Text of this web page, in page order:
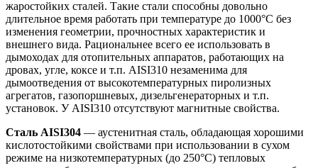
жаростойких сталей. Такие стали способны довольно
длительное время работать при температуре до 1000°С без
изменения геометрии, прочностных характеристик и
внешнего вида. Рациональнее всего ее использовать в
дымоходах для отопительных аппаратов, работающих на
дровах, угле, коксе и т.п. AISI310 незаменима для
дымоотведения от высокотемпературных пиролизных
агрегатов, газопоршневых, дизельгенераторных и т.п.
установок. У AISI310 отсутствуют магнитные свойства.
Сталь AISI304 — аустенитная сталь, обладающая хорошими
кислотостойкими свойствами при использовании в сухом
режиме на низкотемпературных (до 250°С) тепловых